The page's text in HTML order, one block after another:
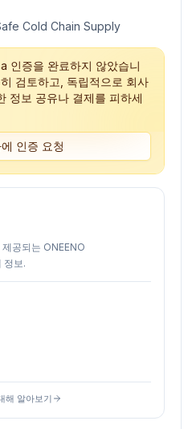
Cold Chain Supply
인증을 완료하지 않았습니
검토하고, 독립적으로 회사
정보 공유나 결제를 피하세
인증 요청
공되는 ONEENO
정보.
해 알아보기